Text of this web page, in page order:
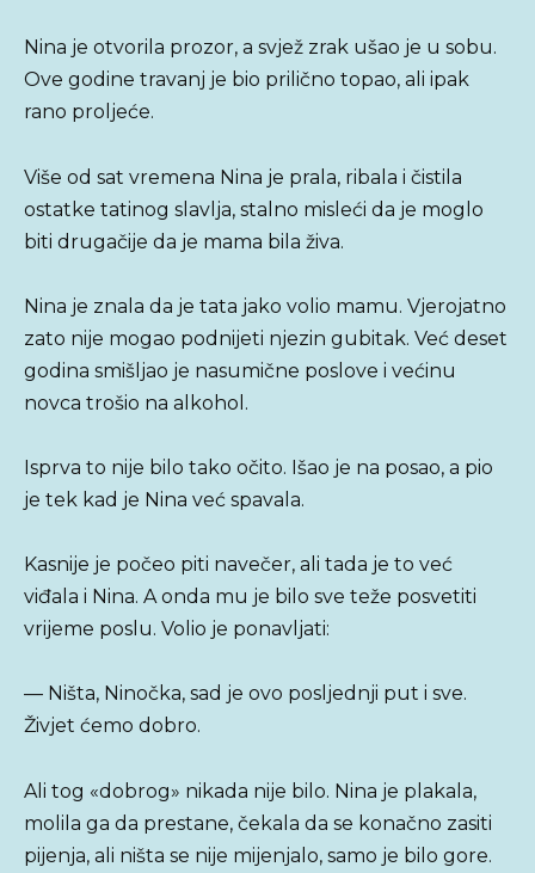
Nina je otvorila prozor, a svjež zrak ušao je u sobu.
Ove godine travanj je bio prilično topao, ali ipak
rano proljeće.
Više od sat vremena Nina je prala, ribala i čistila
ostatke tatinog slavlja, stalno misleći da je moglo
biti drugačije da je mama bila živa.
Nina je znala da je tata jako volio mamu. Vjerojatno
zato nije mogao podnijeti njezin gubitak. Već deset
godina smišljao je nasumične poslove i većinu
novca trošio na alkohol.
Isprva to nije bilo tako očito. Išao je na posao, a pio
je tek kad je Nina već spavala.
Kasnije je počeo piti navečer, ali tada je to već
viđala i Nina. A onda mu je bilo sve teže posvetiti
vrijeme poslu. Volio je ponavljati:
— Ništa, Ninočka, sad je ovo posljednji put i sve.
Živjet ćemo dobro.
Ali tog «dobrog» nikada nije bilo. Nina je plakala,
molila ga da prestane, čekala da se konačno zasiti
pijenja, ali ništa se nije mijenjalo, samo je bilo gore.